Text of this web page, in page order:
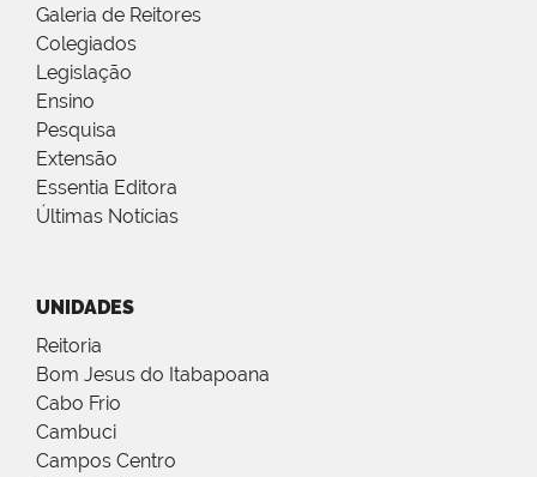
Galeria de Reitores
Colegiados
Legislação
Ensino
Pesquisa
Extensão
Essentia Editora
Últimas Notícias
UNIDADES
Reitoria
Bom Jesus do Itabapoana
Cabo Frio
Cambuci
Campos Centro